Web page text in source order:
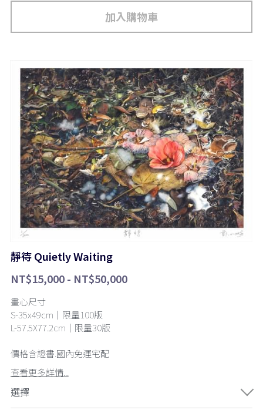
加入購物車
靜待 Quietly Waiting
NT$15,000 - NT$50,000
畫心尺寸
S-35x49cm｜限量100版
L-57.5X77.2cm｜限量30版
價格含證書.國內免運宅配
查看更多詳情...
選擇